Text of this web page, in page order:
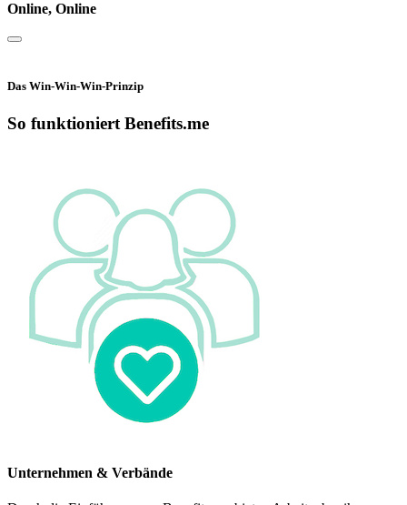
Online, Online
Das Win-Win-Win-Prinzip
So funktioniert Benefits.me
Unternehmen & Verbände